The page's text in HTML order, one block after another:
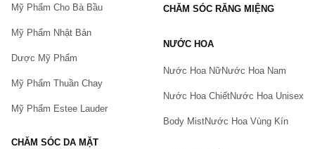
Mỹ Phẩm Cho Bà Bầu
Mỹ Phẩm Nhật Bản
Dược Mỹ Phẩm
Mỹ Phẩm Thuần Chay
Mỹ Phẩm Estee Lauder
CHĂM SÓC DA MẶT
CHĂM SÓC RĂNG MIỆNG
NƯỚC HOA
Nước Hoa NữNước Hoa Nam
Nước Hoa ChiếtNước Hoa Unisex
Body MistNước Hoa Vùng Kín